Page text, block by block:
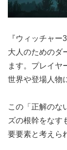
『ウィッチャー
大人のためのダ
ます。プレイヤ
世界や登場人物
この「正解のな
ズの根幹をなす
要要素と考えら